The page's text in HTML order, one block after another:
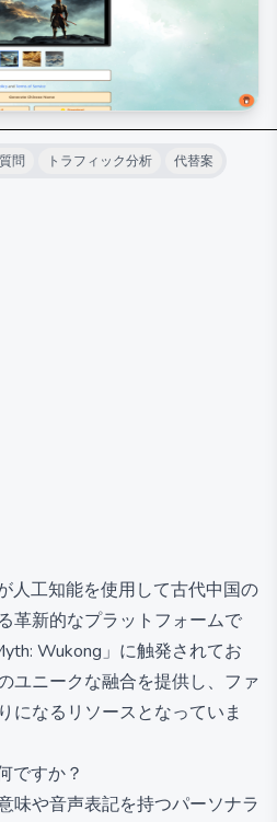
問 トラフィック分析 代替案
人工知能を使用して古代中国の
革新的なプラットフォームで
Wukong」に触発されてお
ユニークな融合を提供し、ファ
になるリソースとなっていま
ですか？
味や音声表記を持つパーソナラ